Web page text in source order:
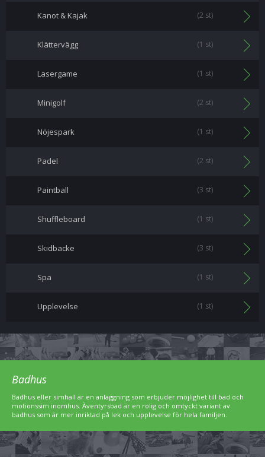
Kanot & Kajak (2 st)
Klättervägg (1 st)
Lasergame (1 st)
Minigolf (2 st)
Nöjespark (1 st)
Padel (2 st)
Paintball (3 st)
Shuffleboard (1 st)
Skidbacke (3 st)
Spa (1 st)
Upplevelse (1 st)
Badhus
Badhus eller simhall är en anläggning som erbjuder möjlighet till bad och
motionssim inomhus. Äventyrsbad är en rolig och omtyckt variant av
badhus som är mer inriktad på lek och upplevelse för hela familjen.